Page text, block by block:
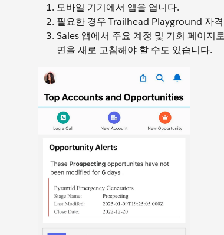
모바일 기기에서 앱을 엽니다.
필요한 경우 Trailhead Playground 자
Sales 앱에서 주요 계정 및 기회 페이지
면을 새로 고침해야 할 수도 있습니다.